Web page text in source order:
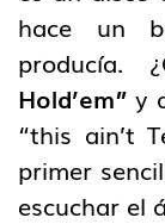
hace un
producía.
Hold’em” y
“this ain’t
primer
escuchar el